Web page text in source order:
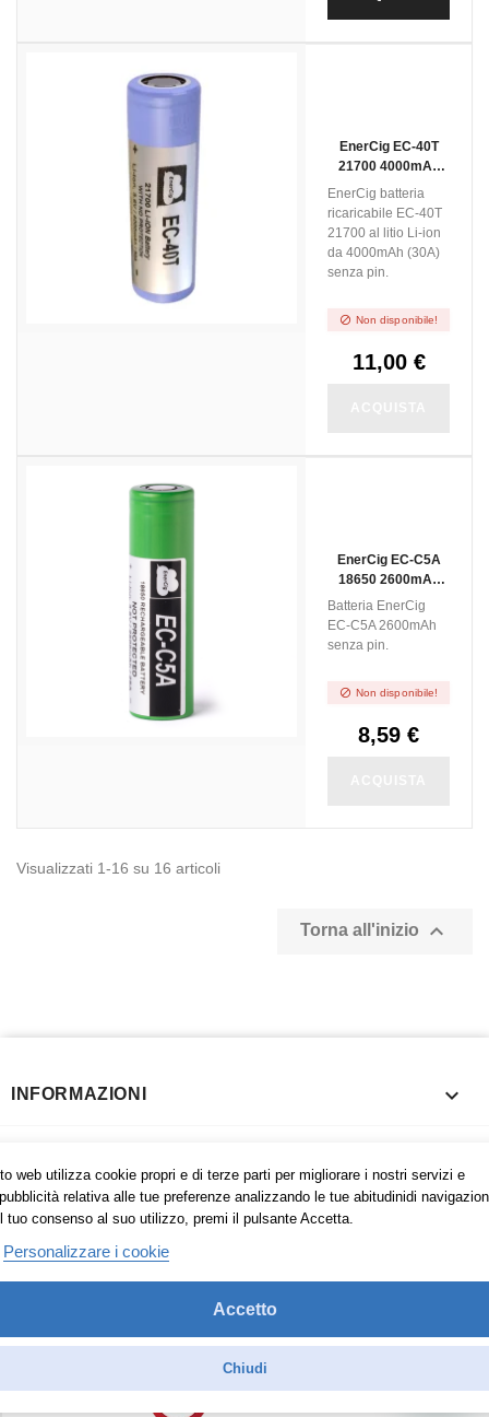
EnerCig EC-40T
21700 4000mAh
Senza Pin
EnerCig batteria
ricaricabile EC-40T
21700 al litio Li-ion
da 4000mAh (30A)
senza pin.
 Non disponibile!
11,00 €
NON DISPONIBILE
EnerCig EC-C5A
18650 2600mAh
Senza Pin
Batteria EnerCig
EC-C5A 2600mAh
senza pin.
 Non disponibile!
8,59 €
NON DISPONIBILE
Visualizzati 1-16 su 16 articoli
Torna all'inizio 
web utilizza cookie propri e di terze parti per migliorare i nostri servizi e
relativa alle tue preferenze analizzando le tue abitudinidi
tuo consenso al suo utilizzo, premi il pulsante Accetta.
Personalizzare i cookie
Accetto
Chiudi
INFORMAZIONI 

SHOPPING ONLINE FACILE